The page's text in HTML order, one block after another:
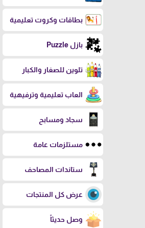
بطاقات وكروت تعليمية
بازل Puzzle
تلوين للصغار والكبار
العاب تعليمية وترفيهية
سجاد ومسابح
مستلزمات عامة
ستاندات المصاحف
عرض كل المنتجات
وصل حديثاً